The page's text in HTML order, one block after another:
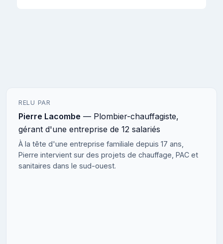
RELU PAR
Pierre Lacombe — Plombier-chauffagiste,
gérant d'une entreprise de 12 salariés
À la tête d'une entreprise familiale depuis 17 ans,
Pierre intervient sur des projets de chauffage, PAC et
sanitaires dans le sud-ouest.